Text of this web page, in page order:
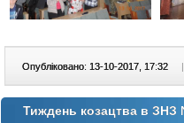
Опубліковано: 13-10-2017, 17:32 |
Тиждень козацтва в